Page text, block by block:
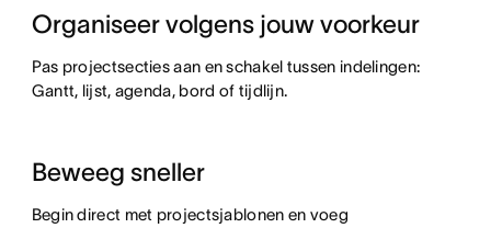
Organiseer volgens jouw voorkeur
Pas projectsecties aan en schakel tussen indelingen:
Gantt, lijst, agenda, bord of tijdlijn.
Beweeg sneller
Begin direct met projectsjablonen en voeg